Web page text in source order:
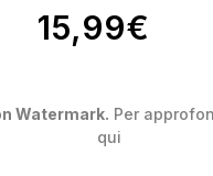
15,99€
Watermark. Per
qui